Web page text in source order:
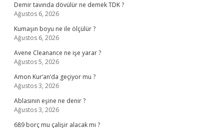
Demir tavında dövülür ne demek TDK ?
Ağustos 6, 2026
Kumaşın boyu ne ile ölçülür ?
Ağustos 6, 2026
Avene Cleanance ne işe yarar ?
Ağustos 5, 2026
Amon Kur’an’da geçiyor mu ?
Ağustos 3, 2026
Ablasının eşine ne denir ?
Ağustos 3, 2026
689 borç mu çalişir alacak mı ?